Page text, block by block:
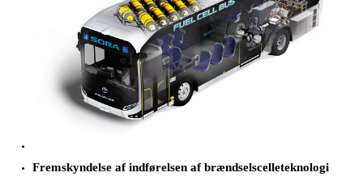
Fremskyndelse af indførelsen af brændselscelleteknologi